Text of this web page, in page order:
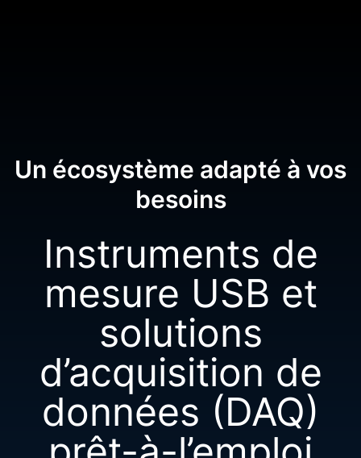
Un écosystème adapté à vos
besoins
Instruments de
mesure USB et
solutions
d’acquisition de
données (DAQ)